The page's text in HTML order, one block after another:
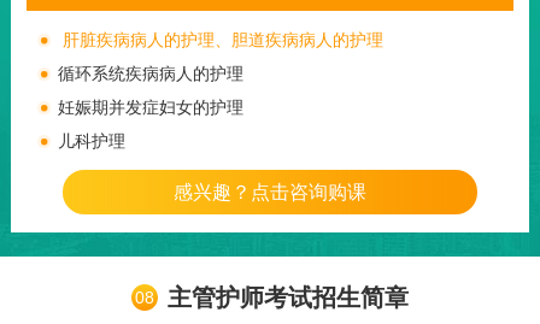
肝脏疾病病人的护理、胆道疾病病人的护理
循环系统疾病病人的护理
妊娠期并发症妇女的护理
儿科护理
感兴趣？点击咨询购课
08 主管护师考试招生简章